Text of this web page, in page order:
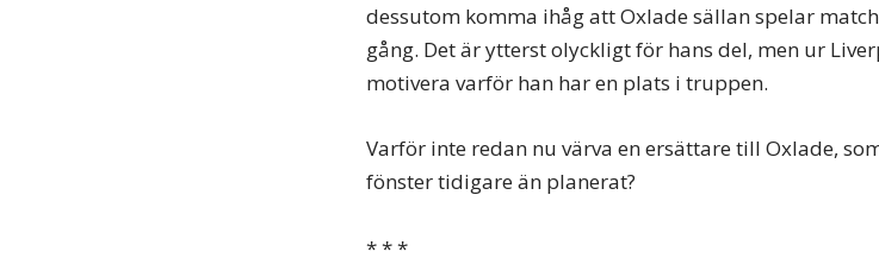
dessutom komma ihåg att Oxlade sällan spelar
gång. Det är ytterst olyckligt för hans del, men ur
motivera varför han har en plats i truppen.
Varför inte redan nu värva en ersättare till Oxlade,
fönster tidigare än planerat?
* * *